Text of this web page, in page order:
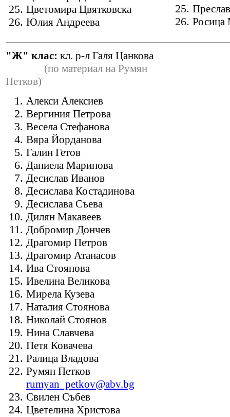
Цветомира Цвятковска
Юлия Андреева
Росица
"Ж" клас: кл. р-л Галя Цанкова
(по материал на Румян
Петков)
Алекси Алексиев
Вергиния Петрова
Весела Стефанова
Вяра Йорданова
Галин Гетов
Даниела Маринова
Десислав Иванов
Десислава Костадинова
Десислава Съева
Дилян Макавеев
Добромир Дончев
Драгомир Петров
Драгомир Атанасов
Ива Стоянова
Ивелина Великова
Мирела Кузева
Наталия Стоянова
Николай Стоянов
Нина Славчева
Петя Ковачева
Ралица Владова
Румян Петков
rumyan_petkov@abv.bg
Свилен Събев
Цветелина Христова